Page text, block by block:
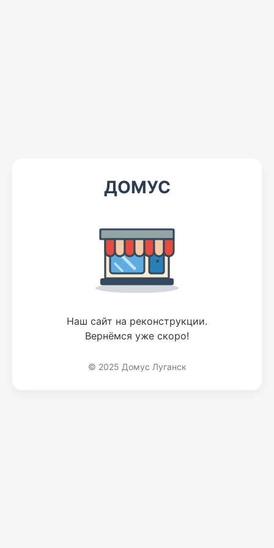
ДОМУС
Наш сайт на реконструкции.
Вернёмся уже скоро!
© 2025 Домус Луганск